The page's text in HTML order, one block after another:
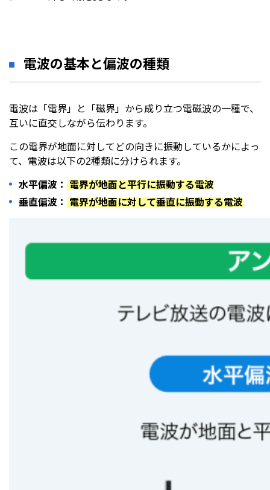
電波の基本と偏波の種類
電波は「電界」と「磁界」から成り立つ電磁波の一種で、
互いに直交しながら伝わります。
この電界が地面に対してどの向きに振動しているかによっ
て、電波は以下の2種類に分けられます。
水平偏波：
電界が地面と平行に振動する電波
垂直偏波：
電界が地面に対して垂直に振動する電波